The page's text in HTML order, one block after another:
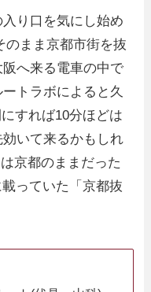
り口を気にし始め
のまま京都市街を抜
へ来る電車の中で
トラボによると久
すれば10分ほどは
いて来るかもしれ
京都のままだった
っていた「京都抜